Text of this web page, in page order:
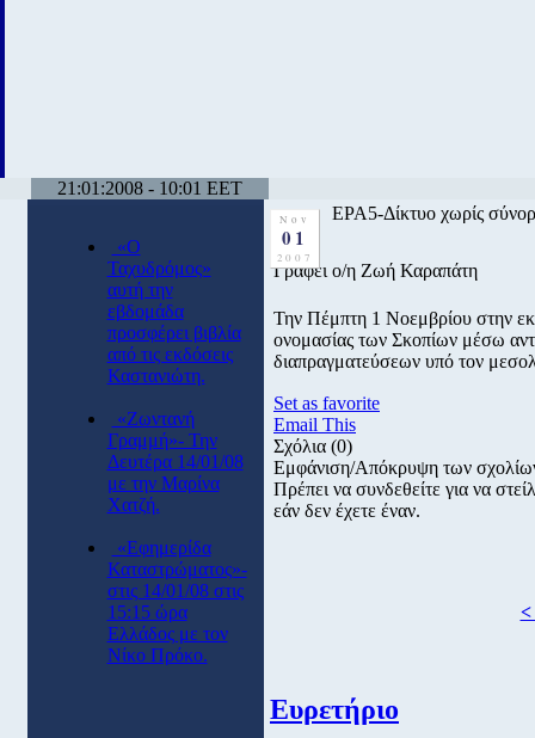
21:01:2008 - 10:01 EET
«Ο
Ταχυδρόμος»
αυτή την
εβδομάδα
προσφέρει βιβλία
από τις εκδόσεις
Καστανιώτη.
«Ζωντανή
Γραμμή»- Την
Δευτέρα 14/01/08
με την Μαρίνα
Χατζή.
«Εφημερίδα
Καταστρώματος»-
στις 14/01/08 στις
15:15 ώρα
Ελλάδος με τον
Νίκο Πρόκο.
Nov
01
2007
ΕΡΑ5-Δίκτυο χωρίς
Γράφει ο/η Ζωή Καραπάτη
Την Πέμπτη 1 Νοεμβρίου στην
ονομασίας των Σκοπίων μέσω
διαπραγματεύσεων υπό τον
Set as favorite
Email This
Σχόλια (0)
Εμφάνιση/Απόκρυψη των
Πρέπει να συνδεθείτε για να
εάν δεν έχετε έναν.
<
Ευρετήριο